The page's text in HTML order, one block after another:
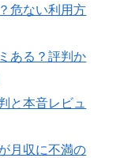
危ない利用方
ある？評判か
と本音レビュ
月収に不満の